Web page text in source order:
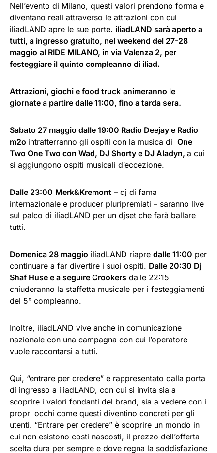
Nell’evento di Milano, questi valori prendono forma e
diventano reali attraverso le attrazioni con cui
iliadLAND apre le sue porte. iliadLAND sarà aperto a
tutti, a ingresso gratuito, nel weekend del 27-28
maggio al RIDE MILANO, in via Valenza 2, per
festeggiare il quinto compleanno di iliad.
Attrazioni, giochi e food truck animeranno le
giornate a partire dalle 11:00, fino a tarda sera.
Sabato 27 maggio dalle 19:00 Radio Deejay e Radio
m2o intratterranno gli ospiti con la musica di One
Two One Two con Wad, DJ Shorty e DJ Aladyn, a cui
si aggiungono ospiti musicali d’eccezione.
Dalle 23:00 Merk&Kremont – dj di fama
internazionale e producer pluripremiati – saranno live
sul palco di iliadLAND per un djset che farà ballare
tutti.
Domenica 28 maggio iliadLAND riapre dalle 11:00 per
continuare a far divertire i suoi ospiti. Dalle 20:30 Dj
Shaf Huse e a seguire Crookers dalle 22:15
chiuderanno la staffetta musicale per i festeggiamenti
del 5° compleanno.
Inoltre, iliadLAND vive anche in comunicazione
nazionale con una campagna con cui l’operatore
vuole raccontarsi a tutti.
Qui, “entrare per credere” è rappresentato dalla porta
di ingresso a iliadLAND, con cui si invita sia a
scoprire i valori fondanti del brand, sia a vedere con i
propri occhi come questi diventino concreti per gli
utenti. “Entrare per credere” è scoprire un mondo in
cui non esistono costi nascosti, il prezzo dell’offerta
scelta dura per sempre e dove regna la soddisfazione